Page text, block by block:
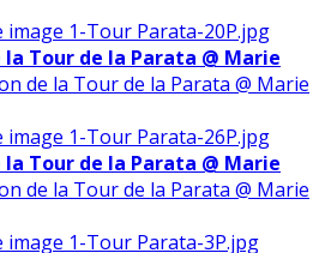
Tour de la Parata @ Marie
de la Tour de la Parata @ Marie
Tour de la Parata @ Marie
de la Tour de la Parata @ Marie